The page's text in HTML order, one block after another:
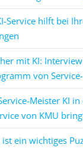
Service hilft bei
mit KI:
von
Meister KI in
von KMU
ein wichtiges